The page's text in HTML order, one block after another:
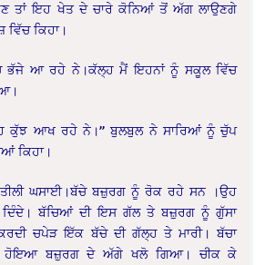
ਤਾਂ ਇਹ ਖੇਤ ਦੇ ਚਾਰੇ ਕੋਨਿਆਂ ਤੋਂ ਅੱਗ ਲਾਉਣਗੇ
ਵਿੱਚ ਕਿਹਾ।
ਭੱਜੇ ਆ ਰਹੇ ਨੇ।ਕੱਲ੍ਹ ਮੈਂ ਇਹਨਾਂ ਨੂੰ ਸਕੂਲ ਵਿੱਚ
ਕੁੱਝ ਆਖ ਰਹੇ ਨੇ।” ਬੁਲਬੁਲ ਨੇ ਸਾਰਿਆਂ ਨੂੰ ਚੁੱਪ
ਕਿਹਾ।
ਘਸਾਈ।ਬੱਚੇ ਬਜ਼ੁਰਗ ਨੂੰ ਰੋਕ ਰਹੇ ਸਨ ।ਉਹ
ਦਿੰਦੇ। ਬੱਚਿਆਂ ਦੀ ਇਸ ਗੱਲ ਤੇ ਬਜ਼ੁਰਗ ਨੂੰ ਗੁੱਸਾ
ਚਪੇੜ ਇੱਕ ਬੱਚੇ ਦੀ ਗੱਲ੍ਹ ਤੇ ਮਾਰੀ। ਬੱਚਾ
ਹੋਇਆ ਬਜ਼ੁਰਗ ਦੇ ਅੱਗੇ ਖਲੋ ਗਿਆ। ਚੀਕ ਕੇ